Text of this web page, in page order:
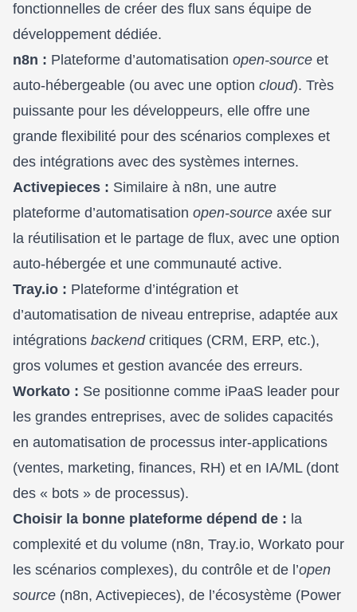
fonctionnelles de créer des flux sans équipe de
développement dédiée.
n8n : Plateforme d’automatisation open-source et
auto-hébergeable (ou avec une option cloud). Très
puissante pour les développeurs, elle offre une
grande flexibilité pour des scénarios complexes et
des intégrations avec des systèmes internes.
Activepieces : Similaire à n8n, une autre
plateforme d’automatisation open-source axée sur
la réutilisation et le partage de flux, avec une option
auto-hébergée et une communauté active.
Tray.io : Plateforme d’intégration et
d’automatisation de niveau entreprise, adaptée aux
intégrations backendcritiques (CRM, ERP, etc.),
gros volumes et gestion avancée des erreurs.
Workato : Se positionne comme iPaaS leader pour
les grandes entreprises, avec de solides capacités
en automatisation de processus inter-applications
(ventes, marketing, finances, RH) et en IA/ML (dont
des « bots » de processus).
Choisir la bonne plateforme dépend de : la
complexité et du volume (n8n, Tray.io, Workato pour
les scénarios complexes), du contrôle et de l’open
source (n8n, Activepieces), de l’écosystème (Power